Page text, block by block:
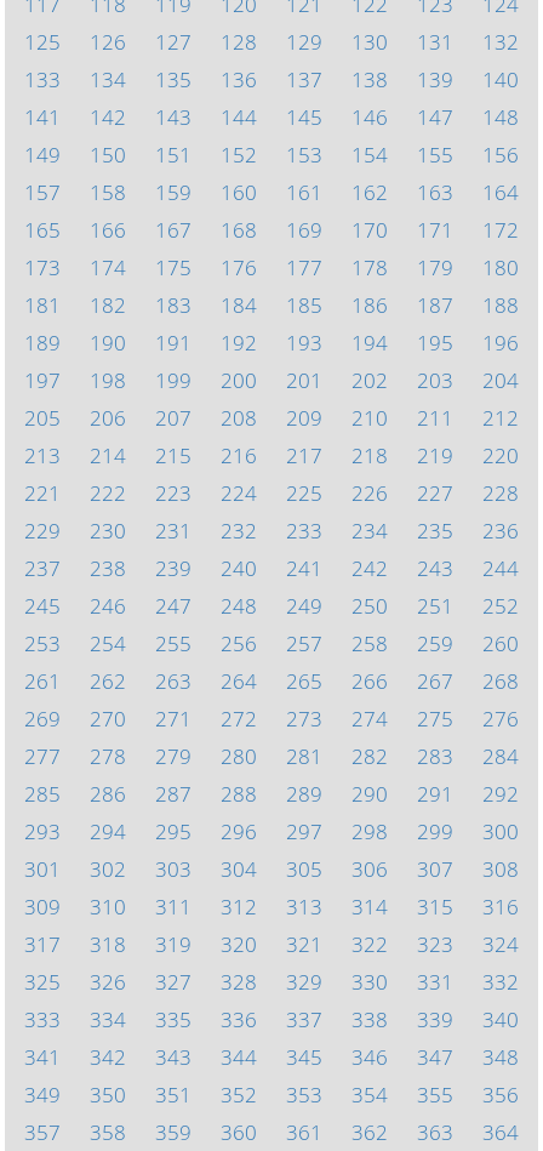
125
126 127 128 129 130 131
132
133
134 135 136 137 138 139
140
141
142 143 144 145 146 147
148
149
150 151 152 153 154 155
156
157
158 159 160 161 162 163
164
165
166 167 168 169 170 171
172
173
174 175 176 177 178 179
180
181
182 183 184 185 186 187
188
189
190 191 192 193 194 195
196
197
198 199 200 201 202 203
204
205
206 207 208 209 210 211
212
213
214 215 216 217 218 219
220
221
222 223 224 225 226 227
228
229
230 231 232 233 234 235
236
237
238 239 240 241 242 243
244
245
246 247 248 249 250 251
252
253
254 255 256 257 258 259
260
261
262 263 264 265 266 267
268
269
270 271 272 273 274 275
276
277
278 279 280 281 282 283
284
285
286 287 288 289 290 291
292
293
294 295 296 297 298 299
300
301
302 303 304 305 306 307
308
309
310 311 312 313 314 315
316
317
318 319 320 321 322 323
324
325
326 327 328 329 330 331
332
333
334 335 336 337 338 339
340
341
342 343 344 345 346 347
348
349
350 351 352 353 354 355
356
357
358 359 360 361 362 363 364